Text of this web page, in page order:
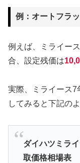
例：オートフラ
例えば、ミライー
合、設定残価は
実際、ミライース7
してみると下記の
ダイハツミラ
取価格相場表